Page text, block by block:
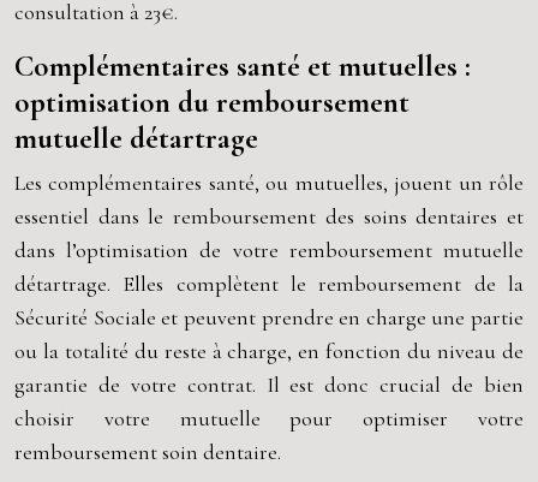
consultation à 23€.
Complémentaires santé et mutuelles :
optimisation du remboursement
mutuelle détartrage
Les complémentaires santé, ou mutuelles, jouent un rôle
essentiel dans le remboursement des soins dentaires et
dans l’optimisation de votre remboursement mutuelle
détartrage. Elles complètent le remboursement de la
Sécurité Sociale et peuvent prendre en charge une partie
ou la totalité du reste à charge, en fonction du niveau de
garantie de votre contrat. Il est donc crucial de bien
choisir votre mutuelle pour optimiser votre
remboursement soin dentaire.